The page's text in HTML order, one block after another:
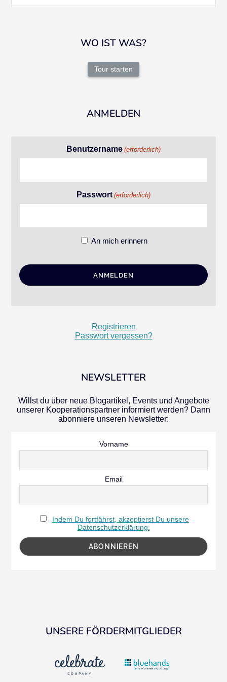
WO IST WAS?
Tour starten
ANMELDEN
Benutzername (erforderlich)
Passwort (erforderlich)
An mich erinnern
Registrieren
Passwort vergessen?
NEWSLETTER
Willst du über neue Blogartikel, Events und Angebote
unserer Kooperationspartner informiert werden? Dann
abonniere unseren Newsletter:
Vorname
Email
Indem Du fortfährst, akzeptierst Du unsere
Datenschutzerklärung.
UNSERE FÖRDERMITGLIEDER